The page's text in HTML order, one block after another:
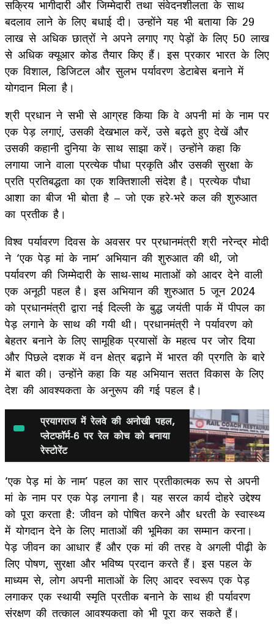
बदलाव लाने के लिए बधाई दी। उन्होंने यह भी बताया कि 29
लाख से अधिक छात्रों ने अपने लगाए गए पेड़ों के लिए 50 लाख
से अधिक क्यूआर कोड तैयार किए हैं। इस प्रकार भारत के लिए
एक विशाल, डिजिटल और सुलभ पर्यावरण डेटाबेस बनाने में
योगदान मिला है।
श्री प्रधान ने सभी से आग्रह किया कि वे अपनी मां के नाम पर
एक पेड़ लगाएं, उसकी देखभाल करें, उसे बढ़ते हुए देखें और
उसकी कहानी दुनिया के साथ साझा करें। उन्होंने कहा कि
लगाया जाने वाला प्रत्येक पौधा प्रकृति और उसकी सुरक्षा के
प्रति प्रतिबद्धता का एक शक्तिशाली संदेश है। प्रत्येक पौधा
आशा का बीज भी बोता है – जो एक हरे-भरे कल की शुरुआत
का प्रतीक है।
विश्व पर्यावरण दिवस के अवसर पर प्रधानमंत्री श्री नरेन्द्र मोदी
ने ‘एक पेड़ मां के नाम’ अभियान की शुरुआत की थी, जो
पर्यावरण की जिम्मेदारी के साथ-साथ माताओं को आदर देने वाली
एक अनूठी पहल है। इस अभियान की शुरुआत 5 जून 2024
को प्रधानमंत्री द्वारा नई दिल्ली के बुद्ध जयंती पार्क में पीपल का
पेड़ लगाने के साथ की गयी थी। प्रधानमंत्री ने पर्यावरण को
बेहतर बनाने के लिए सामूहिक प्रयासों के महत्व पर जोर दिया
और पिछले दशक में वन क्षेत्र बढ़ाने में भारत की प्रगति के बारे
में बात की। उन्होंने कहा कि यह अभियान सतत विकास के लिए
देश की आवश्यकता के अनुरूप की गई पहल है।
प्रयागराज में रेलवे की अनोखी पहल,
प्लेटफॉर्म-6 पर रेल कोच को बनाया
रेस्टोरेंट
‘एक पेड़ मां के नाम’ पहल का सार प्रतीकात्मक रूप से अपनी
मां के नाम पर एक पेड़ लगाना है। यह सरल कार्य दोहरे उद्देश्य
को पूरा करता है: जीवन को पोषित करने और धरती के स्वास्थ्य
में योगदान देने के लिए माताओं की भूमिका का सम्मान करना।
पेड़ जीवन का आधार हैं और एक मां की तरह वे अगली पीढ़ी के
लिए पोषण, सुरक्षा और भविष्य प्रदान करते हैं। इस पहल के
माध्यम से, लोग अपनी माताओं के लिए आदर स्वरूप एक पेड़
लगाकर एक स्थायी स्मृति प्रतीक बनाने के साथ ही पर्यावरण
संरक्षण की तत्काल आवश्यकता को भी पूरा कर सकते हैं।